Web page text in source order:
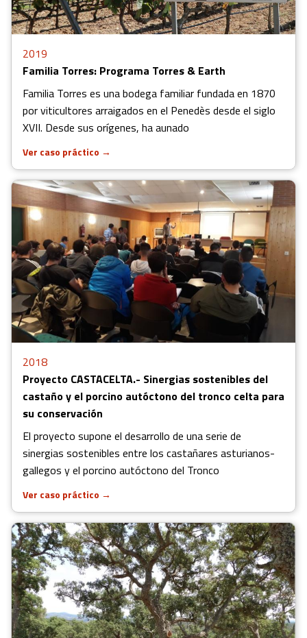
2019
Familia Torres: Programa Torres & Earth
Familia Torres es una bodega familiar fundada en 1870
por viticultores arraigados en el Penedès desde el siglo
XVII. Desde sus orígenes, ha aunado
Ver caso práctico →
2018
Proyecto CASTACELTA.- Sinergias sostenibles del
castaño y el porcino autóctono del tronco celta para
su conservación
El proyecto supone el desarrollo de una serie de
sinergias sostenibles entre los castañares asturianos-
gallegos y el porcino autóctono del Tronco
Ver caso práctico →